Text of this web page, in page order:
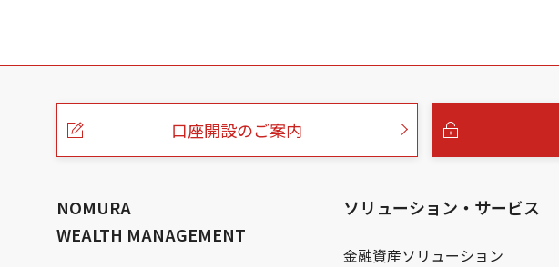
こ
口座開設のご案内
NOMURA
WEALTH MANAGEMENT
ソリューション・サービス
金融資産ソリューション